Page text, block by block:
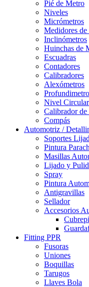
Pié de Metro
Niveles
Micrómetros
Medidores de
Inclinómetros
Huinchas de
Escuadras
Contadores
Calibradores
Alexómetros
Nivel Circular
Calibrador de
Compás
Automotriz /
Soportes
Pintura
Masillas
Lijado y
Spray
Pintura
Antigravillas
Sellador
Accesorios
Fitting PPR
Fusoras
Uniones
Boquillas
Tarugos
Llaves Bola